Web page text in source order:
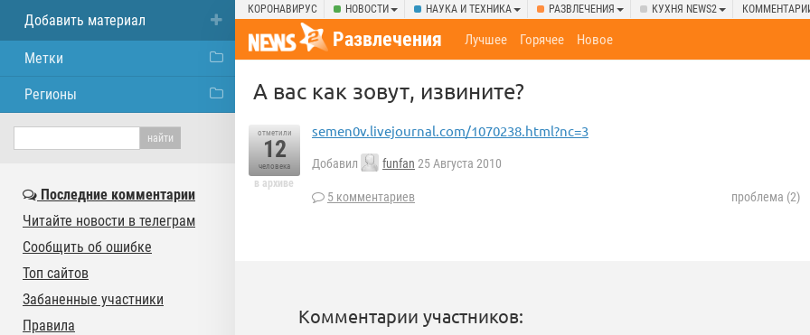
КОРОНАВИРУС НОВОСТИ НАУКА И ТЕХНИКА РАЗВЛЕЧЕНИЯ КУХНЯ NEWS2
Развлечения Лучшее Горячее Новое
А вас как зовут, извините?
отметили
12
человека
в архиве
semen0v.livejournal.com/1070238.html?nc=3
Добавил funfan 25 Августа 2010
5 комментариев проблема (2)
Комментарии участников:
Добавить материал
Метки
Регионы
Последние комментарии
Читайте новости в телеграм
Сообщить об ошибке
Топ сайтов
Забаненные участники
Правила